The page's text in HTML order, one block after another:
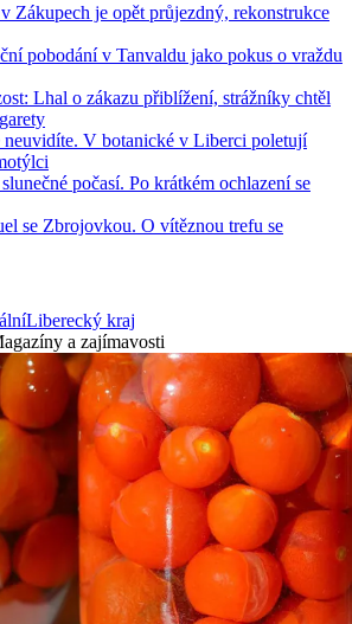
Zákupech je opět průjezdný, rekonstrukce
pobodání v Tanvaldu jako pokus o vraždu
Lhal o zákazu přiblížení, strážníky chtěl
neuvidíte. V botanické v Liberci poletují
počasí. Po krátkém ochlazení se
se Zbrojovkou. O vítěznou trefu se
Liberecký kraj
a zajímavosti